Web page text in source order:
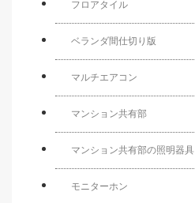
フロアタイル
ベランダ間仕切り版
マルチエアコン
マンション共有部
マンション共有部の照明器具
モニターホン